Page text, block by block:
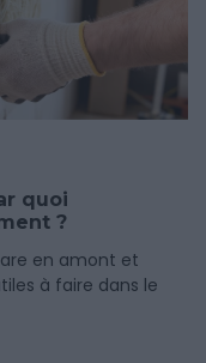
quoi
?
en amont et
à faire dans le